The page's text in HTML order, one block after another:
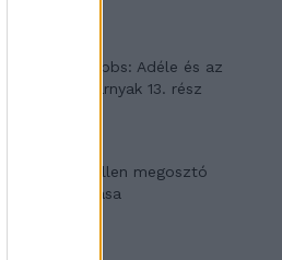
Elyna Robbs: Adéle és az
örökölt árnyak 13. rész
Woody Allen megosztó
zsenialitása